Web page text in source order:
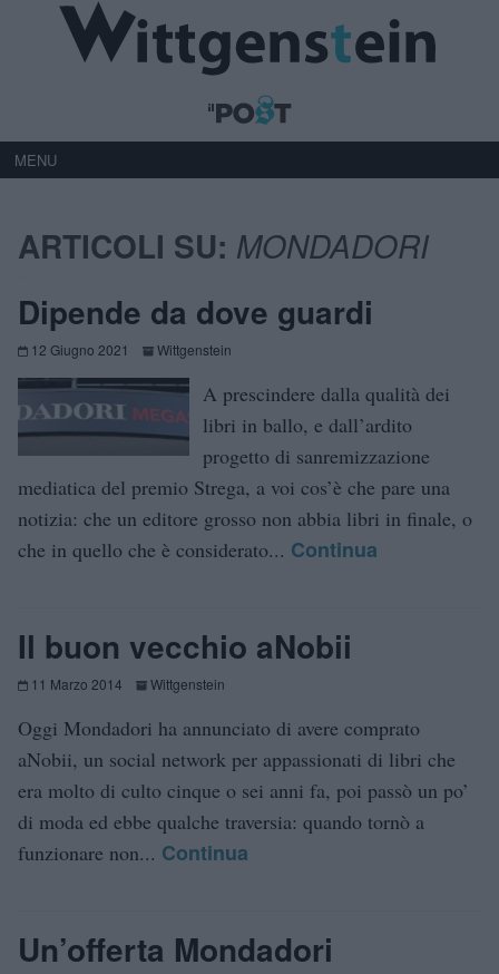
MENU
ARTICOLI SU: MONDADORI
Dipende da dove guardi
12 Giugno 2021 Wittgenstein
A prescindere dalla qualità dei
libri in ballo, e dall’ardito
progetto di sanremizzazione
mediatica del premio Strega, a voi cos’è che pare una
notizia: che un editore grosso non abbia libri in finale, o
che in quello che è considerato... Continua
Il buon vecchio aNobii
11 Marzo 2014 Wittgenstein
Oggi Mondadori ha annunciato di avere comprato
aNobii, un social network per appassionati di libri che
era molto di culto cinque o sei anni fa, poi passò un po’
di moda ed ebbe qualche traversia: quando tornò a
funzionare non... Continua
Un’offerta Mondadori